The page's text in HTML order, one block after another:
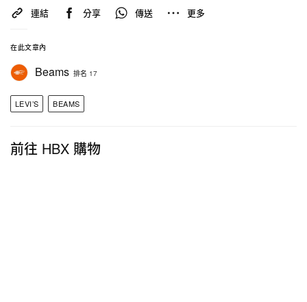
連結 分享 傳送 更多
在此文章內
Beams 排名 17
LEVI’S BEAMS
前往 HBX 購物